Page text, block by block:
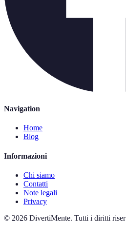
Navigation
Home
Blog
Informazioni
Chi siamo
Contatti
Note legali
Privacy
© 2026 DivertiMente. Tutti i diritti